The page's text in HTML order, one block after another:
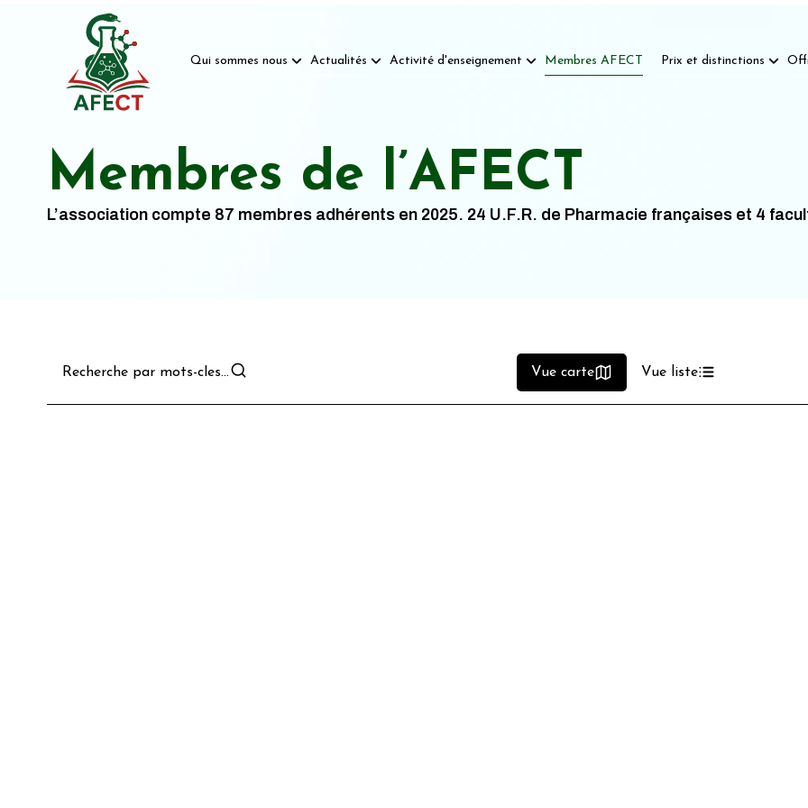
Qui sommes nous Actualités Activité d'enseignement Membres AFECT Prix et distinctions
Membres de l’AFECT
L’association compte 87 membres adhérents en 2025. 24 U.F.R. de Pharmacie françaises et 4
Vue carte Vue liste